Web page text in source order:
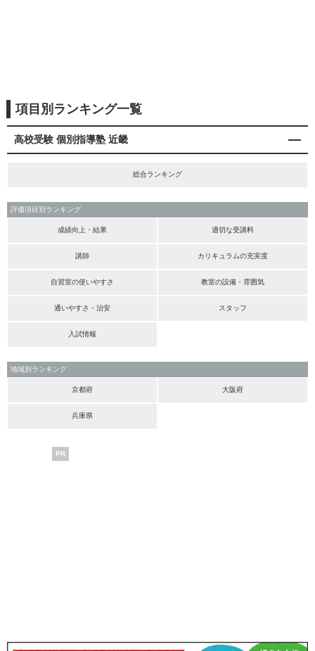
項目別ランキング一覧
高校受験 個別指導塾 近畿
総合ランキング
評価項目別ランキング
成績向上・結果 適切な受講料
講師 カリキュラムの充実度
自習室の使いやすさ 教室の設備・雰囲気
通いやすさ・治安 スタッフ
入試情報
地域別ランキング
京都府 大阪府
兵庫県
PR